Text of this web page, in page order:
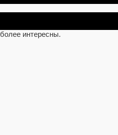
интересны.